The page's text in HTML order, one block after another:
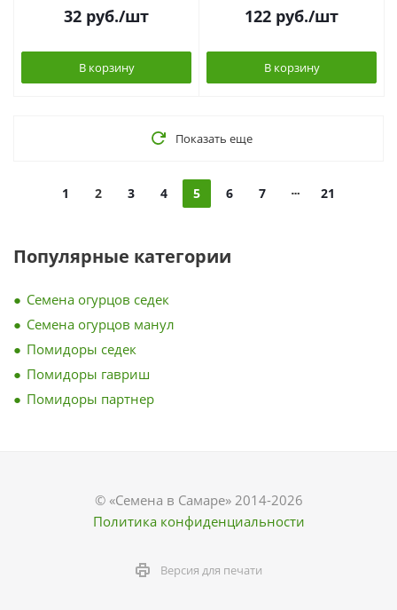
32 руб./шт
В корзину
122 руб./шт
В корзину
Показать еще
1 2 3 4 5 6 7 21
Популярные категории
Семена огурцов седек
Семена огурцов манул
Помидоры седек
Помидоры гавриш
Помидоры партнер
© «Семена в Самаре» 2014-2026
Политика конфиденциальности
Версия для печати